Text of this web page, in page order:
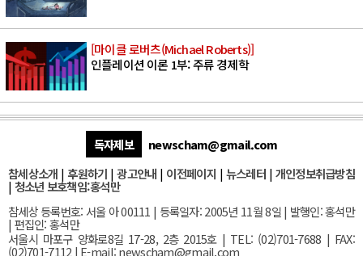
[마이클 로버츠(Michael Roberts)]
인플레이션 이론 1부: 주류 경제학
독자제보
newscham@gmail.com
참세상소개 | 후원하기 |광고안내 | 이전페이지 | 뉴스레터| 개인정보취급방침
| 청소년 보호책임:홍석만
참세상 등록번호: 서울 아 00111 | 등록일자: 2005년 11월 8일 | 발행인: 홍석만
| 편집인: 홍석만
서울시 마포구 양화로8길 17-28, 2층 2015호| TEL: (02)701-7688 | FAX:
(02)701-7112 | E-mail:newscham@gmail.com